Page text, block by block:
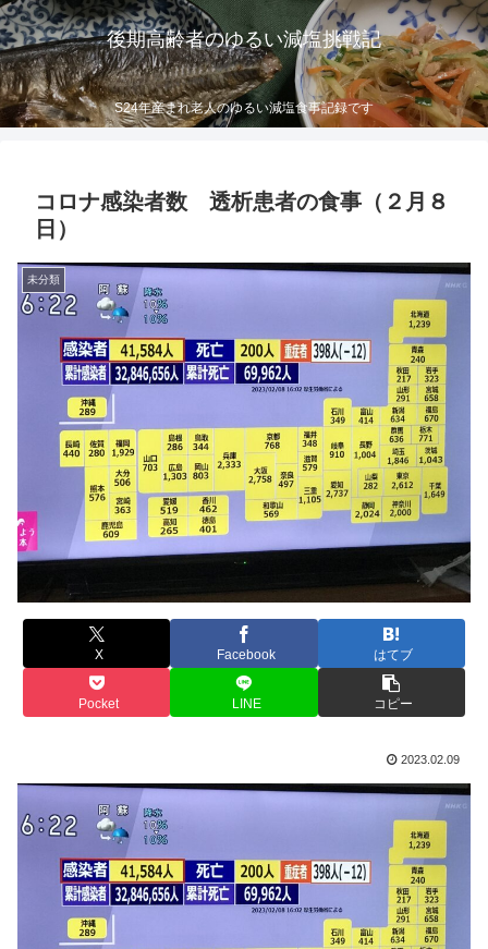
後期高齢者のゆるい減塩挑戦記
S24年産まれ老人のゆるい減塩食事記録です
コロナ感染者数 透析患者の食事（２月８
日）
未分類
X Facebook はてブ
Pocket LINE コピー
2023.02.09